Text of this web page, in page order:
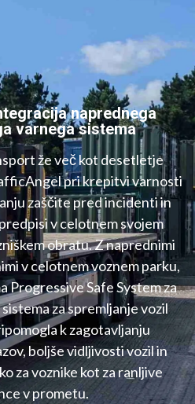
naprednega
varnega sistema
že več kot desetletje
pri krepitvi varnosti
zaščite pred incidenti in
v celotnem svojem
obratu. Z naprednimi
v celotnem voznem parku,
Progressive Safe System za
za spremljanje vozil
k zagotavljanju
boljše vidljivosti vozil in
za voznike kot za ranljive
v prometu.